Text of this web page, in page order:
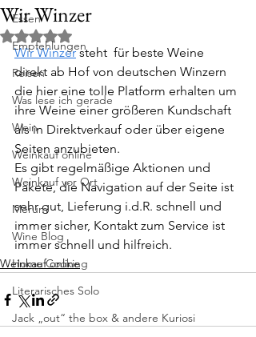
Essen
Empfehlungen
Reisen
Was lese ich gerade
Wein
Weinkauf online
Weinkauf vor Ort
Merum
Wine Blog
Home Cooking
Literarisches Solo
Jack „out“ the box & andere Kuriosi
Wir Winzer
Mit NaN von 5 Sternen bewertet.
Wir Winzer steht  für beste Weine
direkt ab Hof von deutschen Winzern
die hier eine tolle Platform erhalten um
ihre Weine einer größeren Kundschaft
als in Direktverkauf oder über eigene
Seiten anzubieten.
Es gibt regelmäßige Aktionen und
Pakete, die Navigation auf der Seite ist
sehr gut, Lieferung i.d.R. schnell und
immer sicher, Kontakt zum Service ist
immer schnell und hilfreich.
Weinkauf online